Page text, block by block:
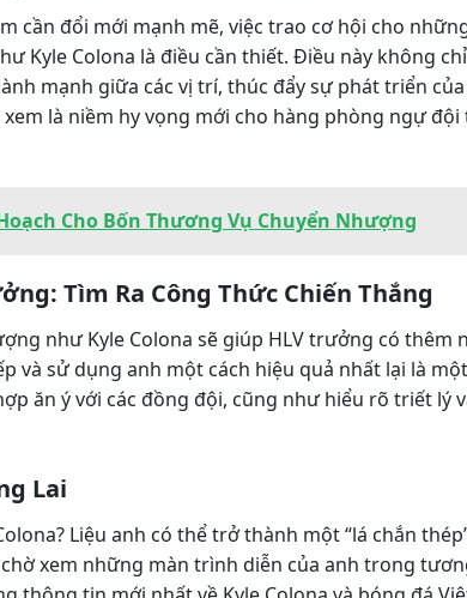
cần đổi mới mạnh mẽ, việc trao cơ hội cho
Kyle Colona là điều cần thiết. Điều này không
mạnh giữa các vị trí, thúc đẩy sự phát triển
là niềm hy vọng mới cho hàng phòng ngự
Cho Bốn Thương Vụ Chuyển Nhượng
Tìm Ra Công Thức Chiến Thắng
như Kyle Colona sẽ giúp HLV trưởng có thêm
và sử dụng anh một cách hiệu quả nhất lại là
ăn ý với các đồng đội, cũng như hiểu rõ triết lý
Lai
Liệu anh có thể trở thành một “lá chắn
xem những màn trình diễn của anh trong